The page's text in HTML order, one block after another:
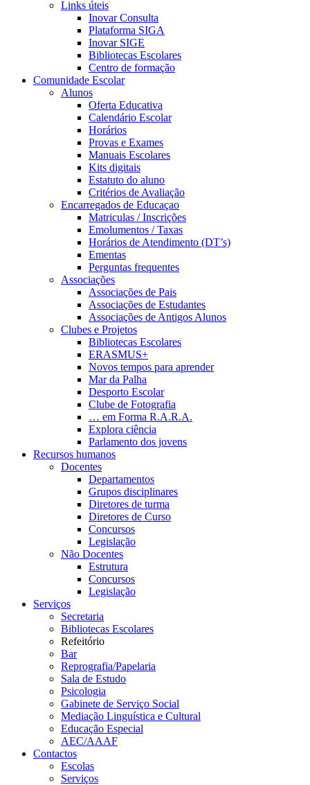
Links úteis
Inovar Consulta
Plataforma SIGA
Inovar SIGE
Bibliotecas Escolares
Centro de formação
Comunidade Escolar
Alunos
Oferta Educativa
Calendário Escolar
Horários
Provas e Exames
Manuais Escolares
Kits digitais
Estatuto do aluno
Critérios de Avaliação
Encarregados de Educaçao
Matriculas / Inscrições
Emolumentos / Taxas
Horários de Atendimento (DT’s)
Ementas
Perguntas frequentes
Associações
Associações de Pais
Associações de Estudantes
Associações de Antigos Alunos
Clubes e Projetos
Bibliotecas Escolares
ERASMUS+
Novos tempos para aprender
Mar da Palha
Desporto Escolar
Clube de Fotografia
… em Forma R.A.R.A.
Explora ciência
Parlamento dos jovens
Recursos humanos
Docentes
Departamentos
Grupos disciplinares
Diretores de turma
Diretores de Curso
Concursos
Legislação
Não Docentes
Estrutura
Concursos
Legislação
Serviços
Secretaria
Bibliotecas Escolares
Refeitório
Bar
Reprografia/Papelaria
Sala de Estudo
Psicologia
Gabinete de Serviço Social
Mediação Linguística e Cultural
Educação Especial
AEC/AAAF
Contactos
Escolas
Serviços